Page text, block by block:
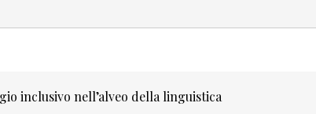
inclusivo nell’alveo della linguistica